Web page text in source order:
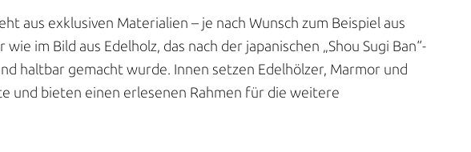
aus exklusiven Materialien – je nach Wunsch zum Beispiel aus
im Bild aus Edelholz, das nach der japanischen „Shou Sugi Ban“-
haltbar gemacht wurde. Innen setzen Edelhölzer, Marmor und
und bieten einen erlesenen Rahmen für die weitere